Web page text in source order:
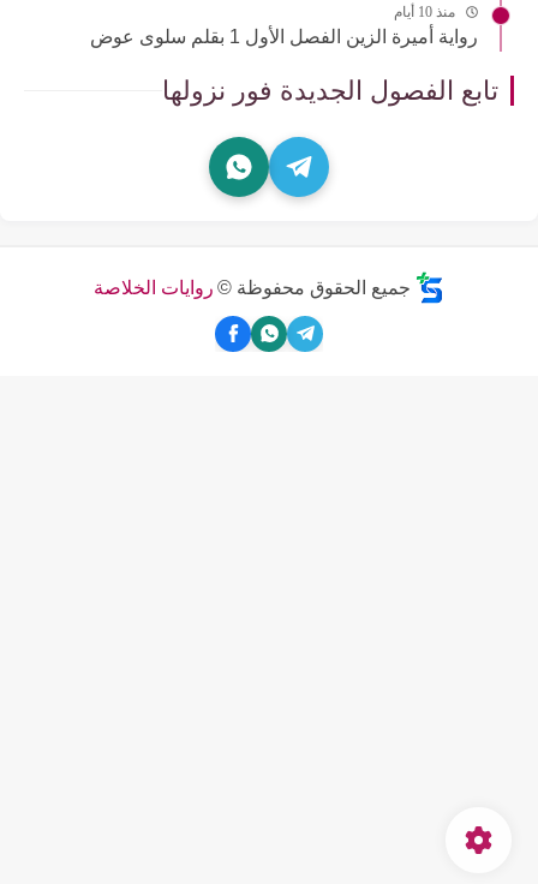
منذ 10 أيام
رواية أميرة الزين الفصل الأول 1 بقلم سلوى عوض
تابع الفصول الجديدة فور نزولها
جميع الحقوق محفوظة © روايات الخلاصة